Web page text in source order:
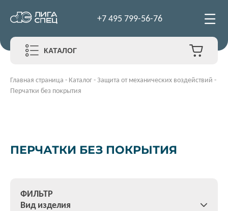
+7 495 799-56-76
КАТАЛОГ
Главная страница - Каталог-Защита от механических воздействий -
Перчатки без покрытия
ПЕРЧАТКИ БЕЗ ПОКРЫТИЯ
ФИЛЬТР
Вид изделия